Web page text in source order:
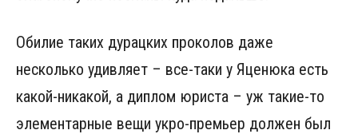
Обилие таких дурацких проколов даже
несколько удивляет – все-таки у Яценюка есть
какой-никакой, а диплом юриста – уж такие-то
элементарные вещи укро-премьер должен был